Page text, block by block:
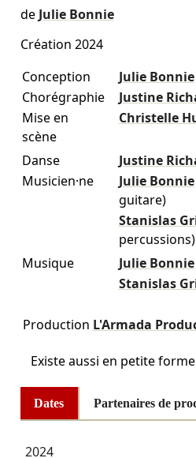
de Julie Bonnie
Création 2024
Conception
Julie Bonnie
Chorégraphie
Justine
Mise en
scène
Christelle
Danse
Justine
Musicien·ne
Julie Bonnie
guitare)
Stanislas
percussions)
Musique
Julie Bonnie
Stanislas
Production L'Armada
Existe aussi en petite
Dates Partenaires de
2024